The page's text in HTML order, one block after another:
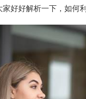
好好解析一下，如何